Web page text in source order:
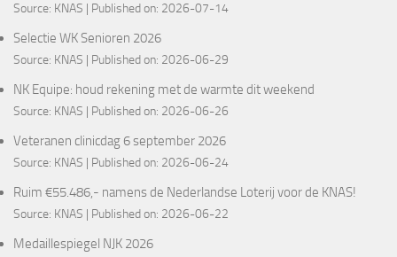
Source: KNAS Published on: 2026-07-14
Selectie WK Senioren 2026
Source: KNAS Published on: 2026-06-29
NK Equipe: houd rekening met de warmte dit weekend
Source: KNAS Published on: 2026-06-26
Veteranen clinicdag 6 september 2026
Source: KNAS Published on: 2026-06-24
Ruim €55.486,- namens de Nederlandse Loterij voor de KNAS!
Source: KNAS Published on: 2026-06-22
Medaillespiegel NJK 2026